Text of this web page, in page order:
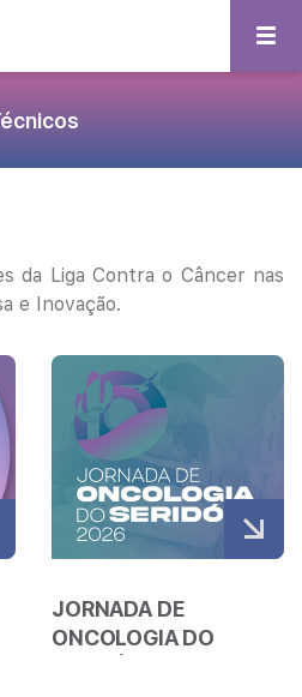
da Liga Contra o Câncer nas
e Inovação.
Veja mais
JORNADA DE
ONCOLOGIA DO